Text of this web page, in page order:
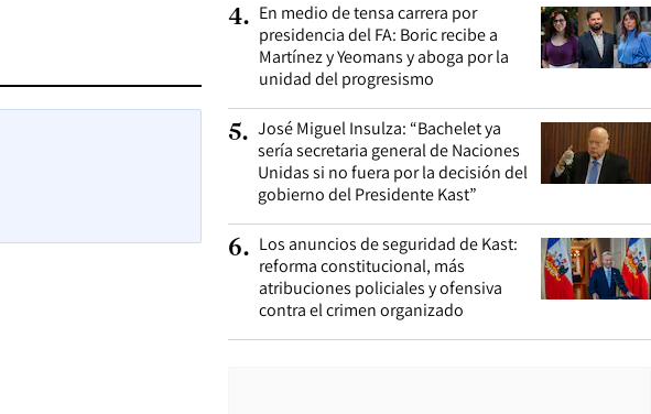
4. En medio de tensa carrera por
presidencia del FA: Boric recibe a
Martínez y Yeomans y aboga por la
unidad del progresismo
5. José Miguel Insulza: “Bachelet ya
sería secretaria general de Naciones
Unidas si no fuera por la decisión del
gobierno del Presidente Kast”
6. Los anuncios de seguridad de Kast:
reforma constitucional, más
atribuciones policiales y ofensiva
contra el crimen organizado